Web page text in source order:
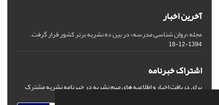
آخرین اخبار
مجله «روان شناسی مدرسه» در بین ده نشریه برتر کشور قرار گرفت.
1394-12-18
اشتراک خبرنامه
برای دریافت اخبار و اطلاعیه های مهم نشریه در خبرنامه نشریه مشترک